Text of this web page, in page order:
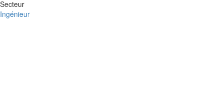
Secteur
Ingénieur